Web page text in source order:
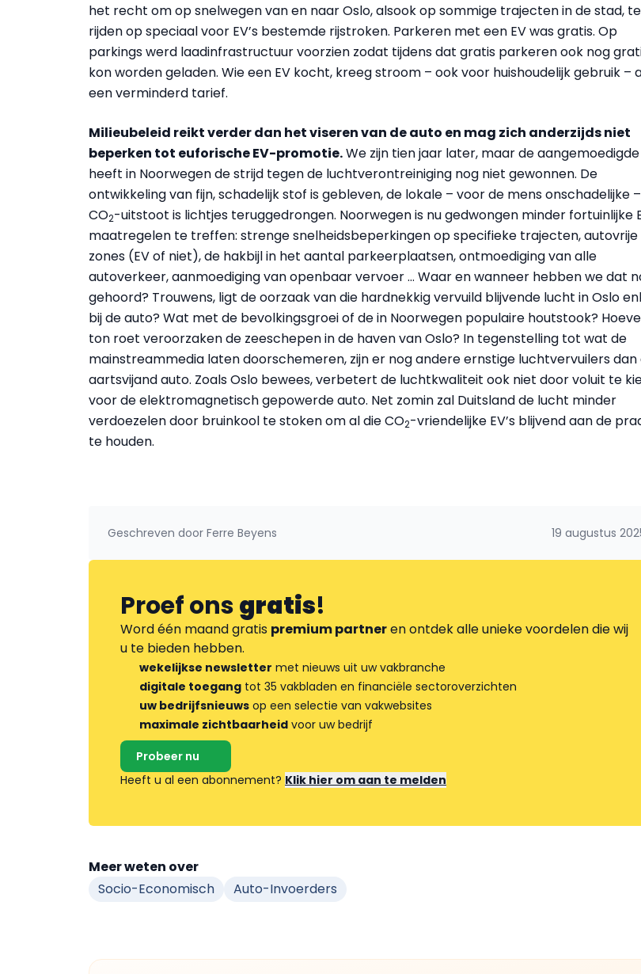
het recht om op snelwegen van en naar Oslo, alsook op sommige trajecten in de stad, te
rijden op speciaal voor EV’s bestemde rijstroken. Parkeren met een EV was gratis. Op
parkings werd laadinfrastructuur voorzien zodat tijdens dat gratis parkeren ook nog
kon worden geladen. Wie een EV kocht, kreeg stroom – ook voor huishoudelijk gebruik –
een verminderd tarief.
Milieubeleid reikt verder dan het viseren van de auto en mag zich anderzijds niet
beperken tot euforische EV-promotie.We zijn tien jaar later, maar de aangemoedigde
heeft in Noorwegen de strijd tegen de luchtverontreiniging nog niet gewonnen. De
ontwikkeling van fijn, schadelijk stof is gebleven, de lokale – voor de mens onschadelijke –
CO2-uitstoot is lichtjes teruggedrongen. Noorwegen is nu gedwongen minder fortuinlijke
maatregelen te treffen: strenge snelheidsbeperkingen op specifieke trajecten, autovrije
zones (EV of niet), de hakbijl in het aantal parkeerplaatsen, ontmoediging van alle
autoverkeer, aanmoediging van openbaar vervoer … Waar en wanneer hebben we dat
gehoord? Trouwens, ligt de oorzaak van die hardnekkig vervuild blijvende lucht in Oslo
bij de auto? Wat met de bevolkingsgroei of de in Noorwegen populaire houtstook?
ton roet veroorzaken de zeeschepen in de haven van Oslo? In tegenstelling tot wat de
mainstreammedia laten doorschemeren, zijn er nog andere ernstige luchtvervuilers dan
aartsvijand auto. Zoals Oslo bewees, verbetert de luchtkwaliteit ook niet door voluit te
voor de elektromagnetisch gepowerde auto. Net zomin zal Duitsland de lucht minder
verdoezelen door bruinkool te stoken om al die CO2-vriendelijke EV’s blijvend aan de
te houden.
Geschreven door Ferre Beyens 19 augustus
Proef onsgratis!
Word één maand gratis premium partneren ontdek alle unieke voordelen die wij
u te bieden hebben.
wekelijkse newsletter met nieuws uit uw vakbranche
digitale toegang tot 35 vakbladen en financiële sectoroverzichten
uw bedrijfsnieuws op een selectie van vakwebsites
maximale zichtbaarheid voor uw bedrijf
Probeer nu
Heeft u al een abonnement? Klik hier om aan te melden
Meer weten over
Socio-Economisch
Auto-Invoerders